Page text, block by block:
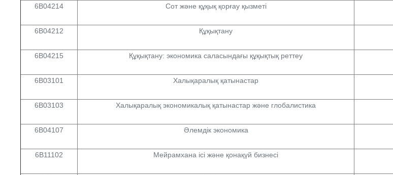
6B04214 Сот және құқық қорғау қызметі
6B04212 Құқықтану
6B04215 Құқықтану: экономика саласындағы құқықтық реттеу
6B03101 Халықаралық қатынастар
6B03103 Халықаралық экономикалық қатынастар және глобалистика
6B04107 Әлемдік экономика
6B11102 Мейрамхана ісі және қонақүй бизнесі